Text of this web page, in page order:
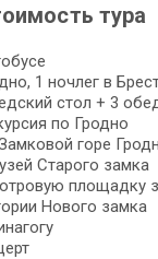
тура
1 ночлег в
стол + 3
по Грод­но
го­ре
Старого зам­ка
пло­щад­ку
Но­во­го зам­ка